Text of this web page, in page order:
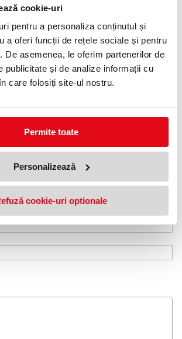
cookie-uri
pentru a personaliza conținutul și
a oferi funcții de rețele sociale și pentru
De asemenea, le oferim partenerilor de
publicitate și de analize informații cu
care folosiți site-ul nostru.
Permite toate
Personalizează
cookie-uri optionale
Informatii livrare
Telefon:
0372 552 601
montura plastic.
PENTRU FRECAT DUSUMEAUA
Fii primul care comenteaza acest produs!